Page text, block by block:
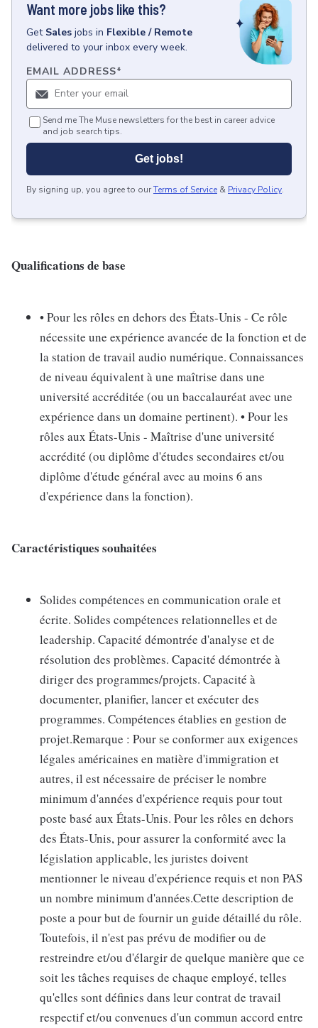
Want more jobs like this?
Get Sales jobs in Flexible / Remote
delivered to your inbox every week.
EMAIL ADDRESS*
Send me The Muse newsletters for the best in career advice
and job search tips.
Get jobs!
By signing up, you agree to ourTerms of Service & Privacy Policy.
Qualifications de base
• Pour les rôles en dehors des États-Unis - Ce rôle
nécessite une expérience avancée de la fonction et de
la station de travail audio numérique. Connaissances
de niveau équivalent à une maîtrise dans une
université accréditée (ou un baccalauréat avec une
expérience dans un domaine pertinent). • Pour les
rôles aux États-Unis - Maîtrise d'une université
accrédité (ou diplôme d'études secondaires et/ou
diplôme d'étude général avec au moins 6 ans
d'expérience dans la fonction).
Caractéristiques souhaitées
Solides compétences en communication orale et
écrite. Solides compétences relationnelles et de
leadership. Capacité démontrée d'analyse et de
résolution des problèmes. Capacité démontrée à
diriger des programmes/projets. Capacité à
documenter, planifier, lancer et exécuter des
programmes. Compétences établies en gestion de
projet.Remarque : Pour se conformer aux exigences
légales américaines en matière d'immigration et
autres, il est nécessaire de préciser le nombre
minimum d'années d'expérience requis pour tout
poste basé aux États-Unis. Pour les rôles en dehors
des États-Unis, pour assurer la conformité avec la
législation applicable, les juristes doivent
mentionner le niveau d'expérience requis et non PAS
un nombre minimum d'années.Cette description de
poste a pour but de fournir un guide détaillé du rôle.
Toutefois, il n'est pas prévu de modifier ou de
restreindre et/ou d'élargir de quelque manière que ce
soit les tâches requises de chaque employé, telles
qu'elles sont définies dans leur contrat de travail
respectif et/ou convenues d'un commun accord entre